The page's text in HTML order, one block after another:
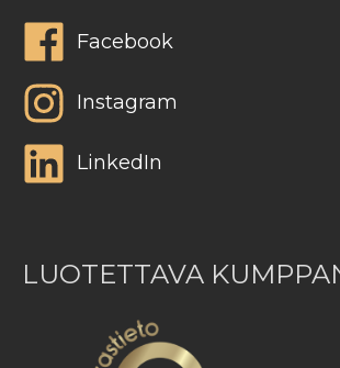
Facebook
Instagram
LinkedIn
LUOTETTAVA